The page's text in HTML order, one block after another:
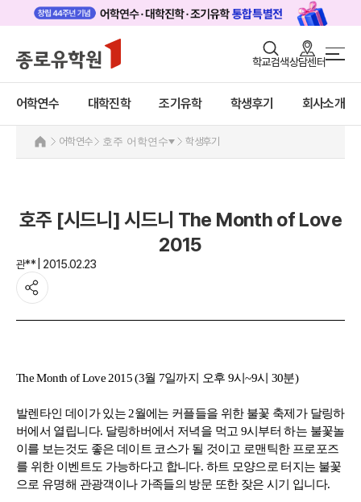
학교검색상담센터
어학연수 대학진학 조기유학 학생후기 회사소개
로그인 회원가입
어학연수
대학진학
조기/캠프
유학가이드
종로유학원
미국
캐나다
영국
호주
과정소개
프로그램
학생후기
몰타
어학연수 정보
어학연수 호주 어학연수 학생후기
호주 [시드니] 시드니 The Month of Love
2015
관** | 2015.02.23
The Month of Love 2015 (3월 7일까지 오후 9시~9시 30분)
발렌타인 데이가 있는 2월에는 커플들을 위한 불꽃 축제가 달링하
버에서 열립니다. 달링하버에서 저녁을 먹고 9시부터 하는 불꽃놀
이를 보는것도 좋은 데이트 코스가 될 것이고 로맨틱한 프로포즈
를 위한 이벤트도 가능하다고 합니다. 하트 모양으로 터지는 불꽃
으로 유명해 관광객이나 가족들의 방문 또한 잦은 시기 입니다.